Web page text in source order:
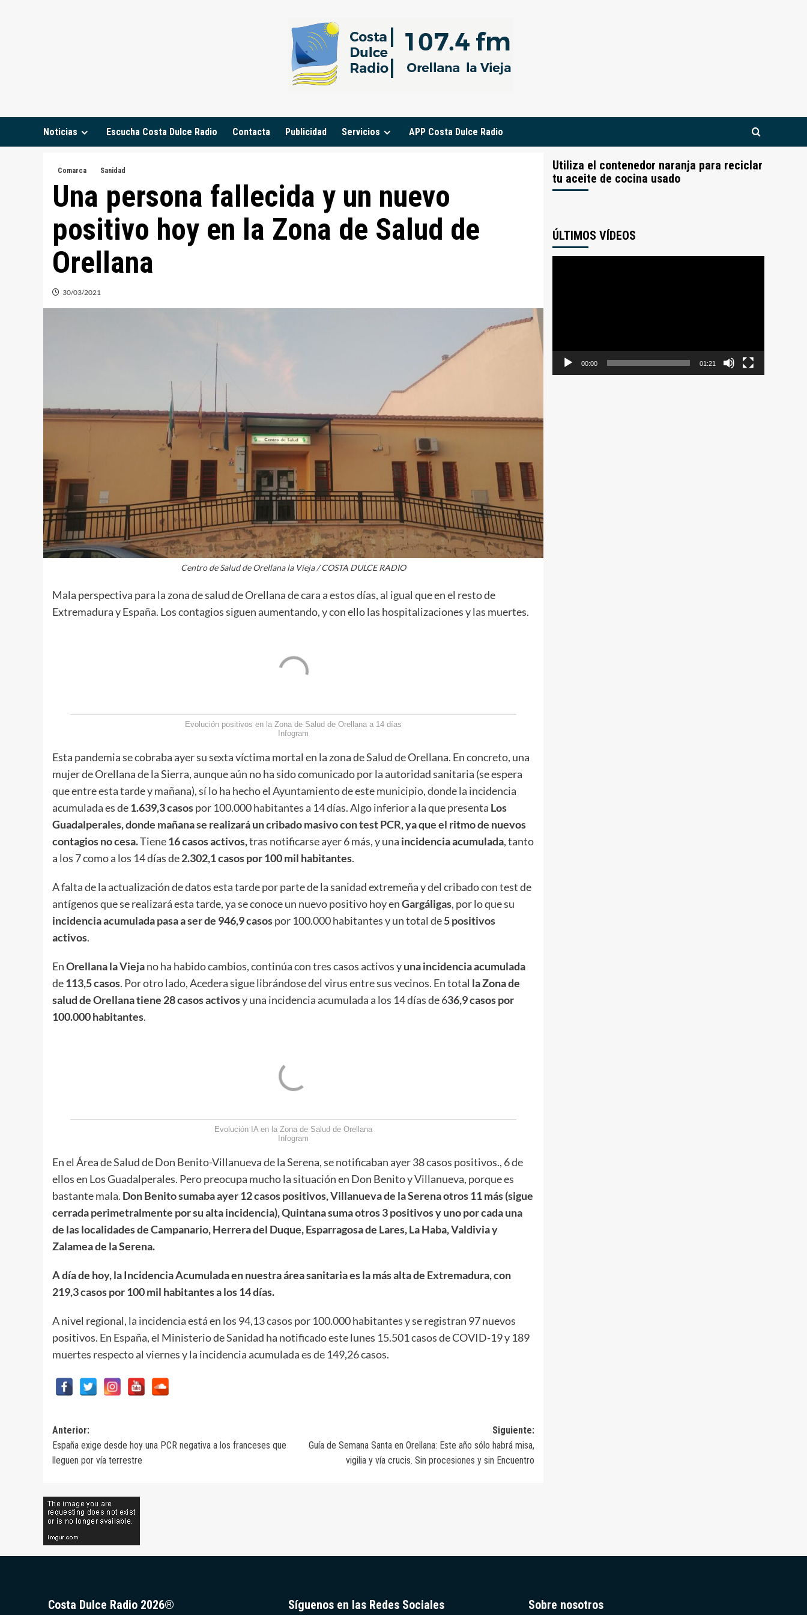
Noticias Escucha Costa Dulce Radio Contacta Publicidad Servicios APP Costa Dulce Radio
Comarca Sanidad
Una persona fallecida y un nuevo
positivo hoy en la Zona de Salud de
Orellana
30/03/2021
Centro de Salud de Orellana la Vieja / COSTA DULCE RADIO
Mala perspectiva para la zona de salud de Orellana de cara a estos días, al igual que en el resto de
Extremadura y España. Los contagios siguen aumentando, y con ello las hospitalizaciones y las muertes.
Evolución positivos en la Zona de Salud de Orellana a 14 días
Infogram
Esta pandemia se cobraba ayer su sexta víctima mortal en la zona de Salud de Orellana. En concreto, una
mujer de Orellana de la Sierra, aunque aún no ha sido comunicado por la autoridad sanitaria (se espera
que entre esta tarde y mañana), sí lo ha hecho el Ayuntamiento de este municipio, donde la incidencia
acumulada es de1.639,3 casospor 100.000 habitantes a 14 días. Algo inferior a la que presenta Los
Guadalperales, donde mañana se realizará un cribado masivo con test PCR, ya que el ritmo de nuevos
contagios no cesa.Tiene16 casos activos,tras notificarse ayer 6 más, y una incidencia acumulada, tanto
a los 7 como a los 14 días de2.302,1 casos por 100 mil habitantes.
A falta de la actualización de datos esta tarde por parte de la sanidad extremeña y del cribado con test de
antígenos que se realizará esta tarde, ya se conoce un nuevo positivo hoy enGargáligas, por lo que su
incidencia acumulada pasa a ser de 946,9 casospor 100.000 habitantes y un total de5 positivos
activos.
EnOrellana la Viejano ha habido cambios, continúa con tres casos activos yunaincidencia acumulada
de113,5 casos. Por otro lado, Acedera sigue librándose del virus entre sus vecinos. En total la Zona de
salud de Orellana tiene 28 casos activosy una incidencia acumulada a los 14 días de 636,9 casos por
100.000 habitantes.
Evolución IA en la Zona de Salud de Orellana
Infogram
En el Área de Salud de Don Benito-Villanueva de la Serena, se notificaban ayer 38 casos positivos., 6 de
ellos en Los Guadalperales. Pero preocupa mucho la situación en Don Benito y Villanueva, porque es
bastante mala. Don Benito sumaba ayer 12 casos positivos, Villanueva de la Serena otros 11 más (sigue
cerrada perimetralmente por su alta incidencia), Quintana suma otros 3 positivos y uno por cada una
de las localidades de Campanario, Herrera del Duque, Esparragosa de Lares, La Haba, Valdivia y
Zalamea de la Serena.
A día de hoy, la Incidencia Acumulada en nuestra área sanitaria es la más alta de Extremadura,con
219,3 casos por 100 mil habitantes a los 14 días.
A nivel regional, la incidencia está en los 94,13 casos por 100.000 habitantes y se registran 97 nuevos
positivos. En España, el Ministerio de Sanidad ha notificado este lunes 15.501 casos de COVID-19 y 189
muertes respecto al viernes y la incidencia acumulada es de 149,26 casos.
Navegación
de
entradas
Anterior:
España exige desde hoy una PCR negativa a los franceses que
lleguen por vía terrestre
Siguiente:
Guía de Semana Santa en Orellana: Este año sólo habrá misa,
vigilia y vía crucis. Sin procesiones y sin Encuentro
Utiliza el contenedor naranja para reciclar
tu aceite de cocina usado
ÚLTIMOS VÍDEOS
00:00 01:21
Costa Dulce Radio 2026® Síguenos en las Redes Sociales Sobre nosotros